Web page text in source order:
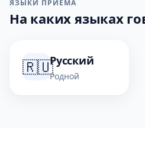
ЯЗЫКИ ПРИЁМА
На каких языках
🇷🇺Русский
Родной